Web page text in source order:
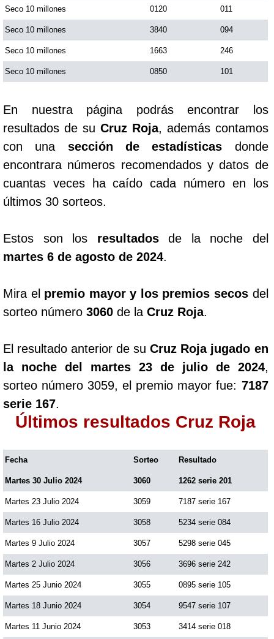
Seco 10 millones 0120 011
Seco 10 millones 3840 094
Seco 10 millones 1663 246
Seco 10 millones 0850 101
En nuestra página podrás encontrar los
resultados de su Cruz Roja, además contamos
con una sección de estadísticas donde
encontrara números recomendados y datos de
cuantas veces ha caído cada número en los
últimos 30 sorteos.
Estos son los resultadosde la noche del
martes 6 de agosto de 2024.
Mira el premio mayor y los premios secosdel
sorteo número 3060 de la Cruz Roja.
El resultado anterior de suCruz Roja jugado en
la noche del martes 23 de julio de 2024,
sorteo número 3059, el premio mayor fue: 7187
serie 167.
Últimos resultados Cruz Roja
Fecha Sorteo Resultado
Martes 30 Julio 2024 3060 1262 serie 201
Martes 23 Julio 2024 3059 7187 serie 167
Martes 16 Julio 2024 3058 5234 serie 084
Martes 9 Julio 2024 3057 5298 serie 045
Martes 2 Julio 2024 3056 3696 serie 242
Martes 25 Junio 2024 3055 0895 serie 105
Martes 18 Junio 2024 3054 9547 serie 107
Martes 11 Junio 2024 3053 3414 serie 018